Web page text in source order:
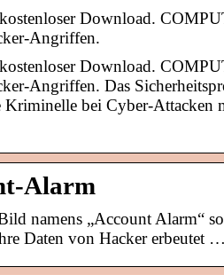
Download.
Angriffen.
Download.
Angriffen. Das
Kriminelle bei Cyber-
Alarm
namens „Account Alarm“
Daten von Hacker erbeutet …